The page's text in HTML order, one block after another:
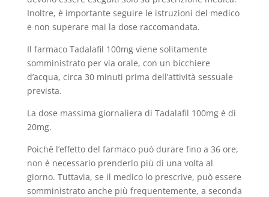
Inoltre, è importante seguire le istruzioni del medico
e non superare mai la dose raccomandata.
Il farmaco Tadalafil 100mg viene solitamente
somministrato per via orale, con un bicchiere
d’acqua, circa 30 minuti prima dell’attività sessuale
prevista.
La dose massima giornaliera di Tadalafil 100mg è di
20mg.
Poichê l’effetto del farmaco può durare fino a 36 ore,
non è necessario prenderlo più di una volta al
giorno. Tuttavia, se il medico lo prescrive, può essere
somministrato anche più frequentemente, a seconda